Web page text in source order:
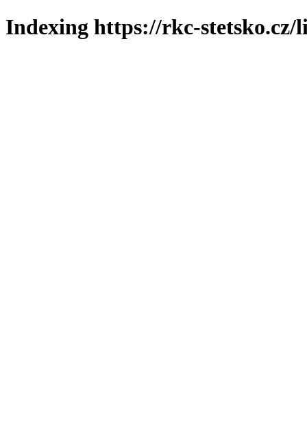
Indexing https://rkc-stetsko.cz/